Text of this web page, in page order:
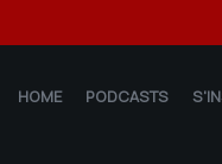
HOME PODCASTS